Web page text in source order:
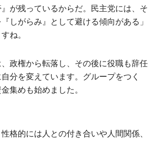
が残っているからだ。民主党には、そ
しがらみ』として避ける傾向がある」
ね。
政権から転落し、その後に役職も辞任
分を変えています。グループをつく
集めも始めました。
格的には人との付き合いや人間関係、